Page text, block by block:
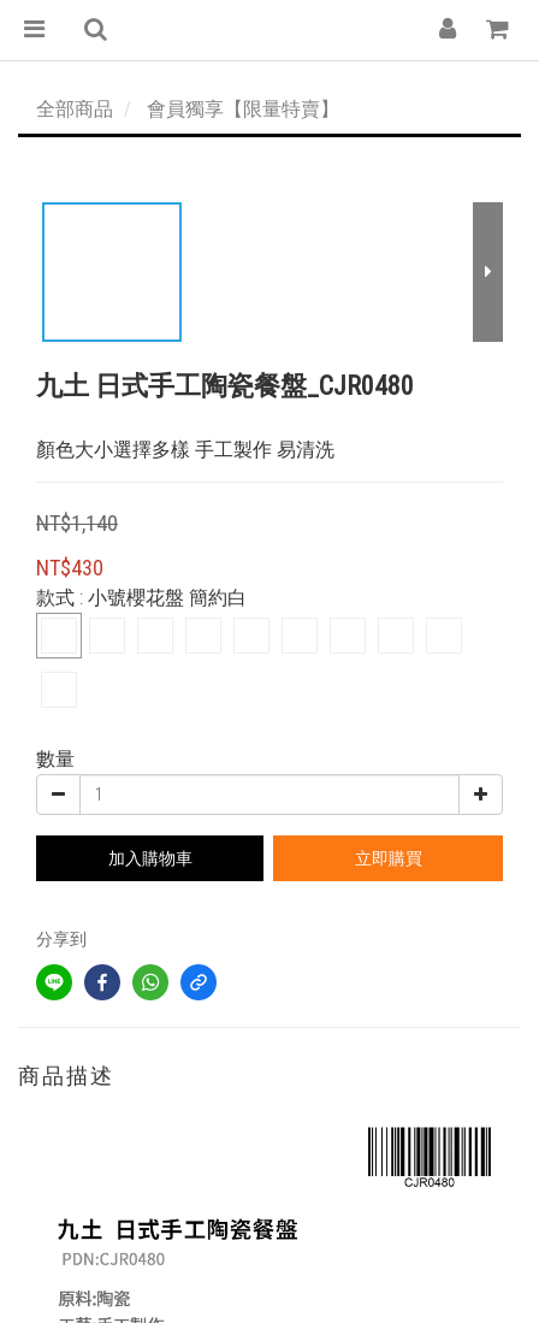
全部商品 會員獨享【限量特賣】
九土 日式手工陶瓷餐盤_CJR0480
顏色大小選擇多樣 手工製作 易清洗
NT$1,140
NT$430
款式 : 小號櫻花盤 簡約白
數量
加入購物車 立即購買
分享到
商品描述